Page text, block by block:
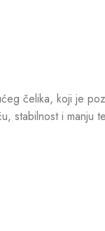
čelika, koji je
stabilnost i manju